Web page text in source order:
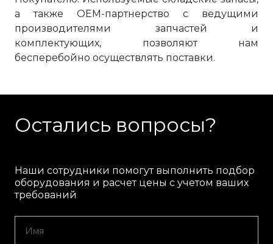
а также OEM-партнерство с ведущими
производителями запчастей и
комплектующих, позволяют нам
бесперебойно осуществлять поставки.
Остались вопросы?
Наши сотрудники помогут выполнить подбор
оборудования и расчет цены с учетом ваших
требований